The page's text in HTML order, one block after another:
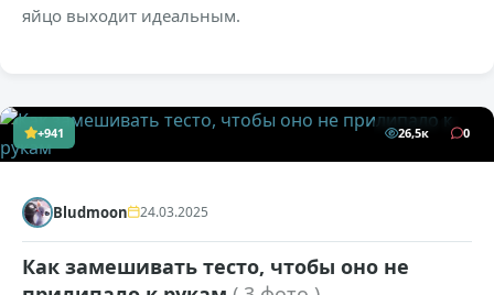
яйцо выходит идеальным.
+941 26,5к 0
Bludmoon 24.03.2025
Как замешивать тесто, чтобы оно не